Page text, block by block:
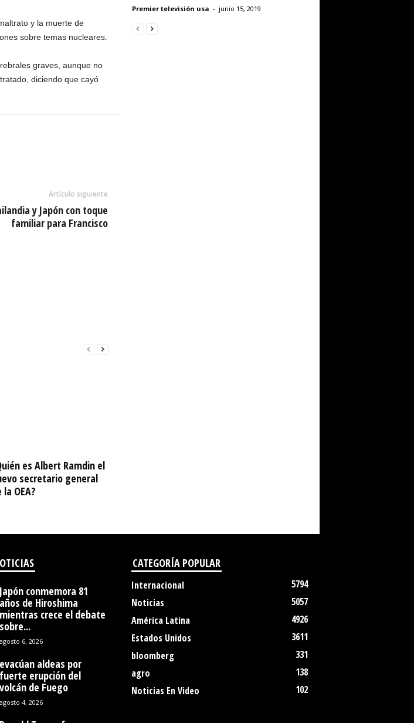
y la muerte de
sobre temas nucleares.
graves, aunque no
diciendo que cayó
Artículo siguiente
y Japón con toque
familiar para Francisco
es Albert Ramdin el
secretario general
la OEA?
Premier televisión usa - junio 15, 2019
Japón conmemora 81
años de Hiroshima
mientras crece el debate
sobre...
agosto 6, 2026
evacúan aldeas por
fuerte erupción del
volcán de Fuego
agosto 4, 2026
CATEGORÍA POPULAR
Internacional
5794
Noticias
5057
América Latina
4926
Estados Unidos
3611
bloomberg
331
agro
138
Noticias En Video
102